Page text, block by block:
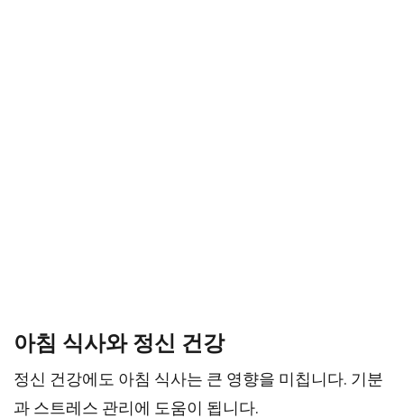
아침 식사와 정신 건강
정신 건강에도 아침 식사는 큰 영향을 미칩니다. 기분
과 스트레스 관리에 도움이 됩니다.